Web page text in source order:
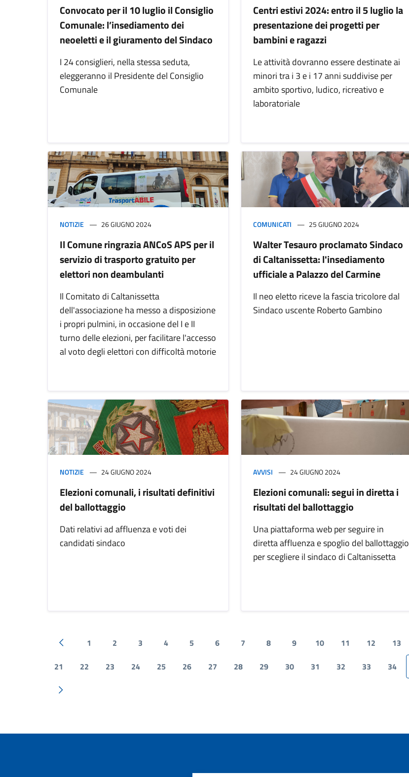
Convocato per il 10 luglio il Consiglio
Comunale: l’insediamento dei
neoeletti e il giuramento del Sindaco
I 24 consiglieri, nella stessa seduta,
eleggeranno il Presidente del Consiglio
Comunale
Centri estivi 2024: entro il 5 luglio la
presentazione dei progetti per
bambini e ragazzi
Le attività dovranno essere destinate ai
minori tra i 3 e i 17 anni suddivise per
ambito sportivo, ludico, ricreativo e
laboratoriale
NOTIZIE 26 GIUGNO 2024
Il Comune ringrazia ANCoS APS per il
servizio di trasporto gratuito per
elettori non deambulanti
Il Comitato di Caltanissetta
dell'associazione ha messo a disposizione
i propri pulmini, in occasione del I e II
turno delle elezioni, per facilitare l'accesso
al voto degli elettori con difficoltà motorie
COMUNICATI 25 GIUGNO 2024
Walter Tesauro proclamato Sindaco
di Caltanissetta: l'insediamento
ufficiale a Palazzo del Carmine
Il neo eletto riceve la fascia tricolore dal
Sindaco uscente Roberto Gambino
NOTIZIE 24 GIUGNO 2024
Elezioni comunali, i risultati definitivi
del ballottaggio
Dati relativi ad affluenza e voti dei
candidati sindaco
AVVISI 24 GIUGNO 2024
Elezioni comunali: segui in diretta i
risultati del ballottaggio
Una piattaforma web per seguire in
diretta affluenza e spoglio del ballottaggio
per scegliere il sindaco di Caltanissetta
Pagina precedente
1 2 3 4 5 6 7 8 9 10 11 12 13
21
22 23 24 25 26 27 28 29 30 31 32 33 34
Pagina successiva